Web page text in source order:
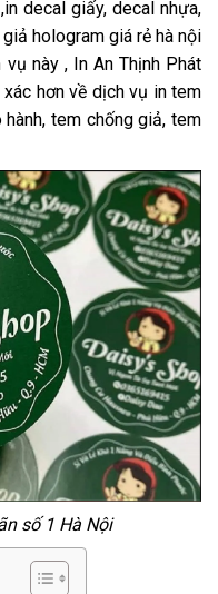
decal giấy, decal nhựa,
hologram giá rẻ hà nội
này , In An Thịnh Phát
hơn về dịch vụ in tem
tem chống giả, tem
số 1 Hà Nội